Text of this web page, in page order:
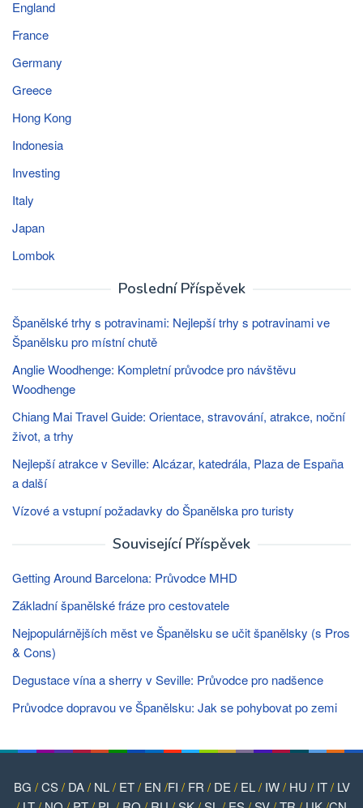
England
France
Germany
Greece
Hong Kong
Indonesia
Investing
Italy
Japan
Lombok
Poslední Příspěvek
Španělské trhy s potravinami: Nejlepší trhy s potravinami ve
Španělsku pro místní chutě
Anglie Woodhenge: Kompletní průvodce pro návštěvu
Woodhenge
Chiang Mai Travel Guide: Orientace, stravování, atrakce, noční
život, a trhy
Nejlepší atrakce v Seville: Alcázar, katedrála, Plaza de España
a další
Vízové ​​a vstupní požadavky do Španělska pro turisty
Související Příspěvek
Getting Around Barcelona: Průvodce MHD
Základní španělské fráze pro cestovatele
Nejpopulárnějších měst ve Španělsku se učit španělsky (s Pros
& Cons)
Degustace vína a sherry v Seville: Průvodce pro nadšence
Průvodce dopravou ve Španělsku: Jak se pohybovat po zemi
BG /CS/ DA/ NL/ ET/ EN /FI / FR / DE / EL/ IW/ HU / IT/ LV